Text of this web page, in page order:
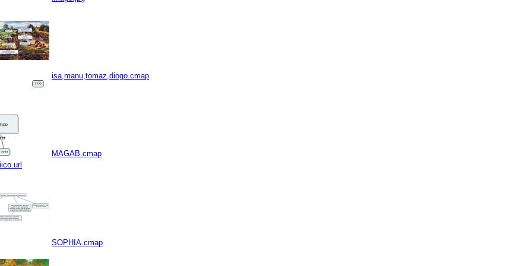
isa,manu,tomaz,diogo.cmap
MAGAB.cmap
SOPHIA.cmap